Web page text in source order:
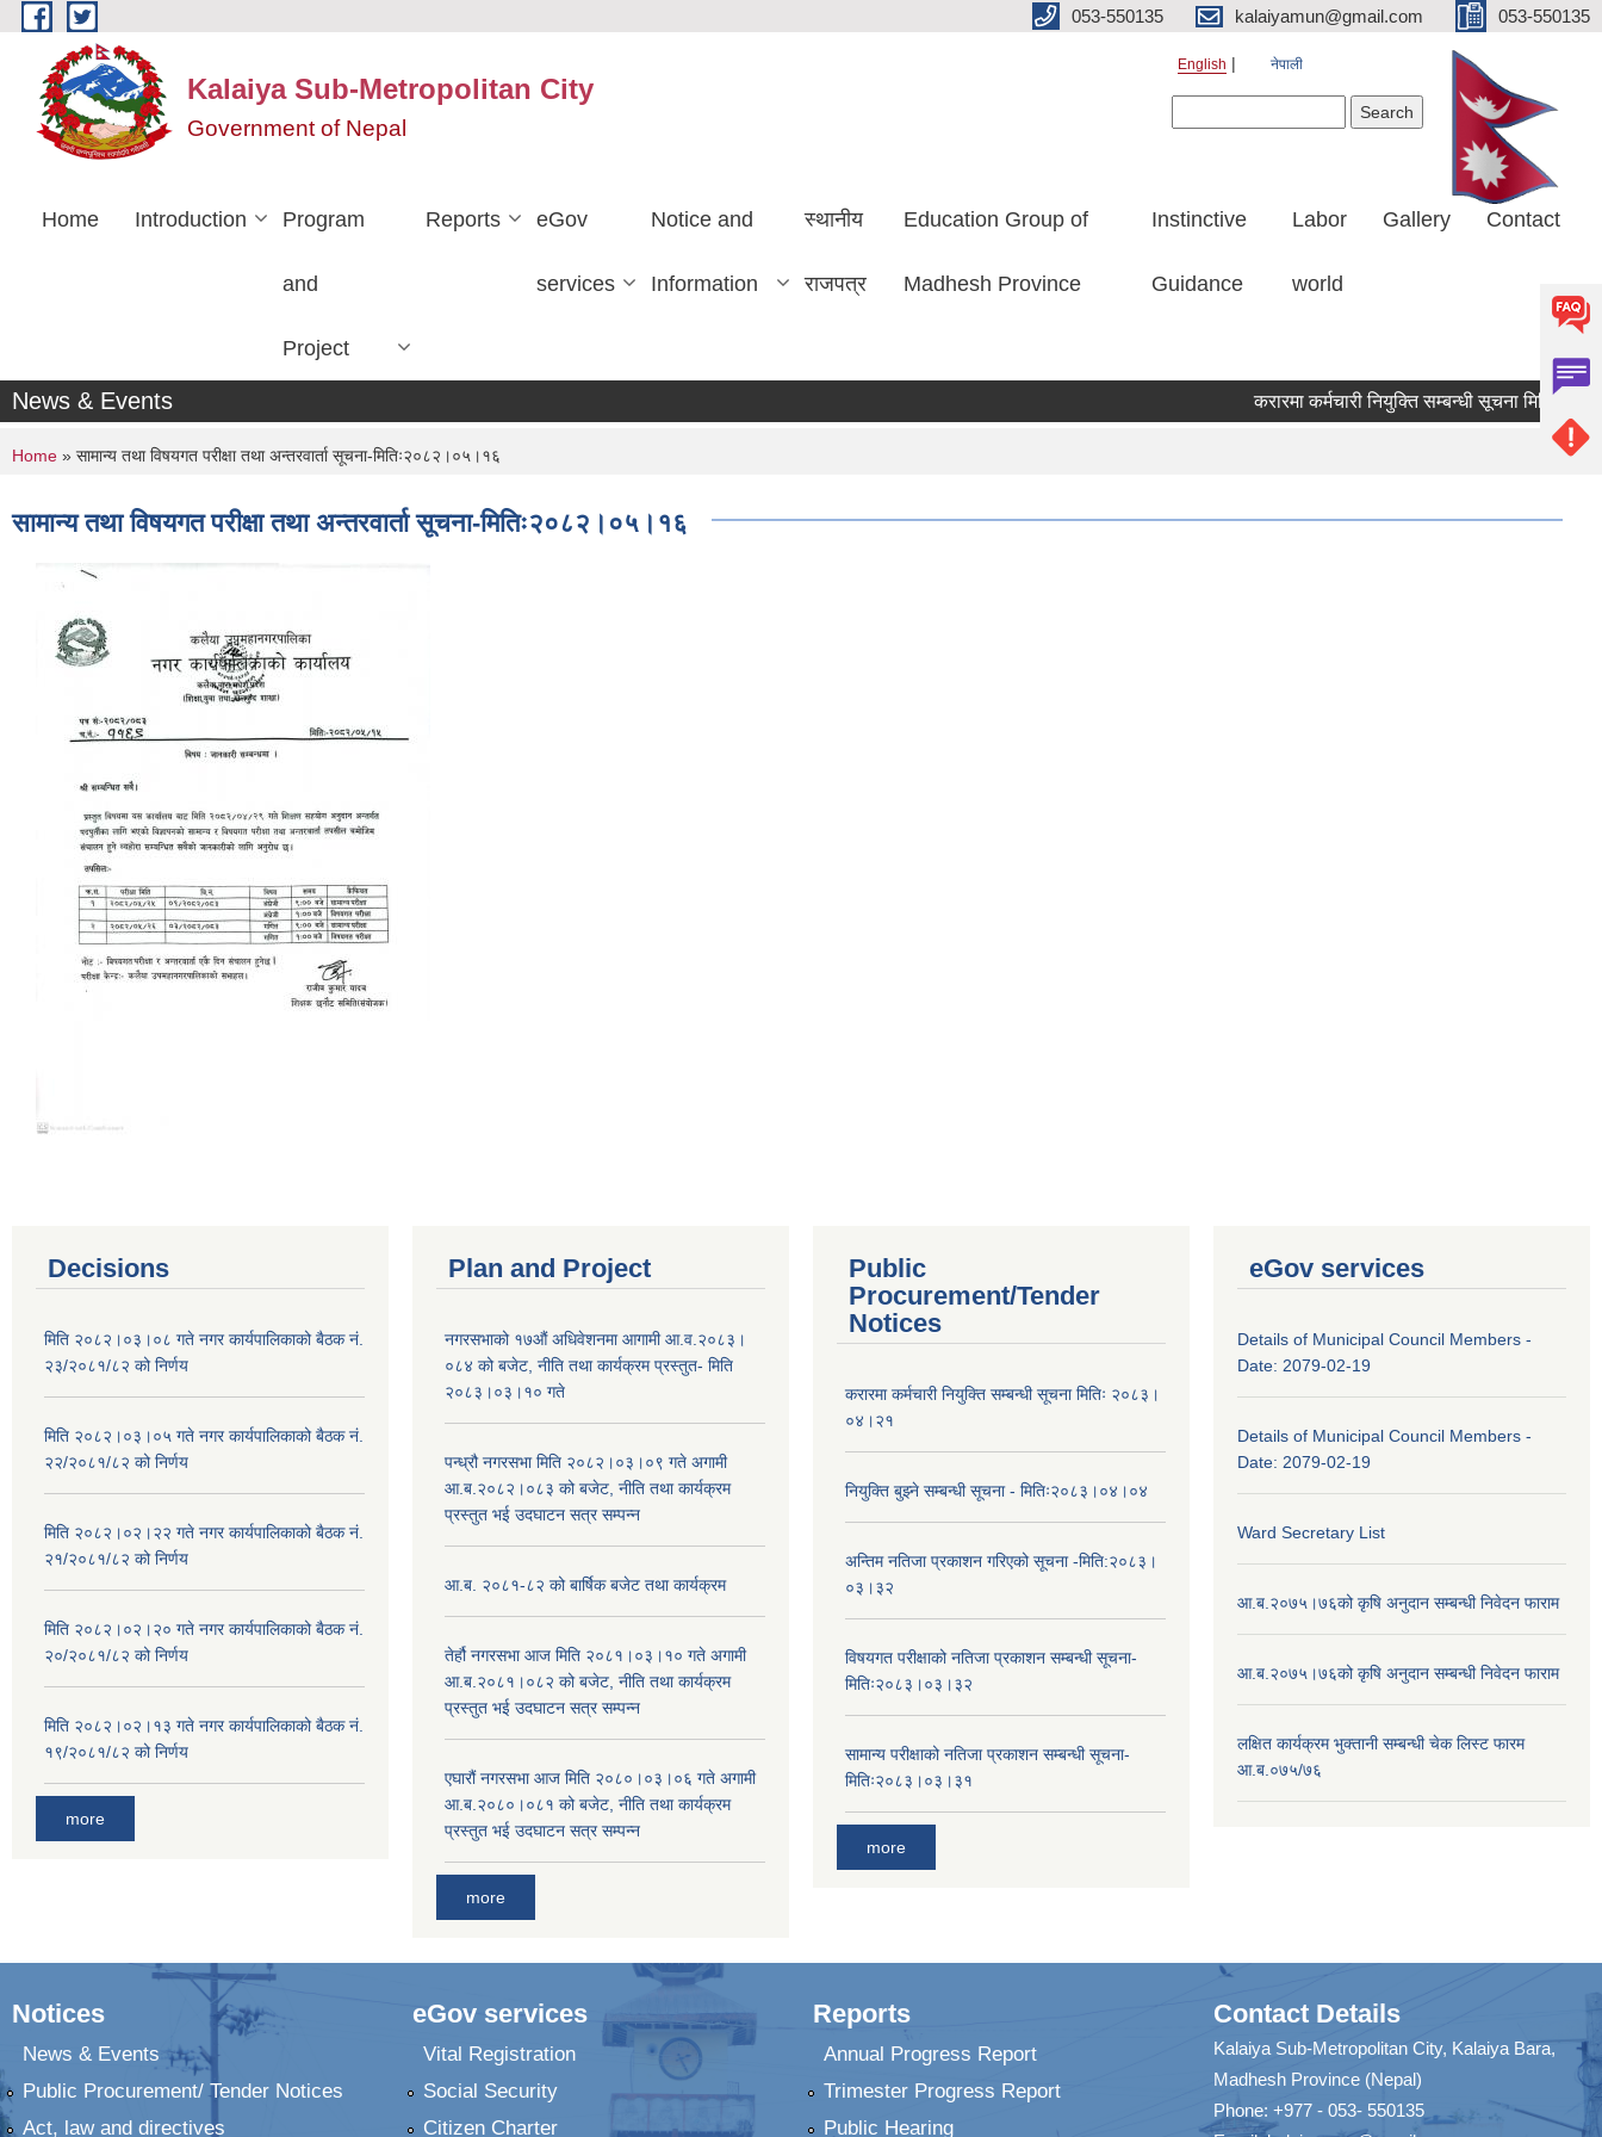
Skip to main content 053-550135 kalaiyamun@gmail.com 053-550135
Kalaiya Sub-Metropolitan City
Government of Nepal
English नेपाली
Home Introduction Program
and
Project
Reports eGov
services
Notice and
Information
स्थानीय
राजपत्र
Education Group of
Madhesh Province
Instinctive
Guidance
Labor
world
Gallery Contact
News & Events करारमा कर्मचारी नियुक्ति सम्बन्धी सूचना मितिः
You are here
Home » सामान्य तथा विषयगत परीक्षा तथा अन्तरवार्ता सूचना-मितिः२०८२।०५।१६
सामान्य तथा विषयगत परीक्षा तथा अन्तरवार्ता सूचना-मितिः२०८२।०५।१६
Decisions
मिति २०८२।०३।०८ गते नगर कार्यपालिकाको बैठक नं.
२३/२०८१/८२ को निर्णय
मिति २०८२।०३।०५ गते नगर कार्यपालिकाको बैठक नं.
२२/२०८१/८२ को निर्णय
मिति २०८२।०२।२२ गते नगर कार्यपालिकाको बैठक नं.
२१/२०८१/८२ को निर्णय
मिति २०८२।०२।२० गते नगर कार्यपालिकाको बैठक नं.
२०/२०८१/८२ को निर्णय
मिति २०८२।०२।१३ गते नगर कार्यपालिकाको बैठक नं.
१९/२०८१/८२ को निर्णय
more
Plan and Project
नगरसभाको १७औं अधिवेशनमा आगामी आ.व.२०८३।
०८४ को बजेट, नीति तथा कार्यक्रम प्रस्तुत- मिति
२०८३।०३।१० गते
पन्ध्रौ नगरसभा मिति २०८२।०३।०९ गते अगामी
आ.ब.२०८२।०८३ को बजेट, नीति तथा कार्यक्रम
प्रस्तुत भई उदघाटन सत्र सम्पन्न
आ.ब. २०८१-८२ को बार्षिक बजेट तथा कार्यक्रम
तेर्हौ नगरसभा आज मिति २०८१।०३।१० गते अगामी
आ.ब.२०८१।०८२ को बजेट, नीति तथा कार्यक्रम
प्रस्तुत भई उदघाटन सत्र सम्पन्न
एघारौं नगरसभा आज मिति २०८०।०३।०६ गते अगामी
आ.ब.२०८०।०८१ को बजेट, नीति तथा कार्यक्रम
प्रस्तुत भई उदघाटन सत्र सम्पन्न
more
Public
Procurement/Tender
Notices
करारमा कर्मचारी नियुक्ति सम्बन्धी सूचना मितिः २०८३।
०४।२१
नियुक्ति बुझ्ने सम्बन्धी सूचना - मितिः२०८३।०४।०४
अन्तिम नतिजा प्रकाशन गरिएको सूचना -मिति:२०८३।
०३।३२
विषयगत परीक्षाको नतिजा प्रकाशन सम्बन्धी सूचना-
मितिः२०८३।०३।३२
सामान्य परीक्षाको नतिजा प्रकाशन सम्बन्धी सूचना-
मितिः२०८३।०३।३१
more
eGov services
Details of Municipal Council Members -
Date: 2079-02-19
Details of Municipal Council Members -
Date: 2079-02-19
Ward Secretary List
आ.ब.२०७५।७६को कृषि अनुदान सम्बन्धी निवेदन फाराम
आ.ब.२०७५।७६को कृषि अनुदान सम्बन्धी निवेदन फाराम
लक्षित कार्यक्रम भुक्तानी सम्बन्धी चेक लिस्ट फारम
आ.ब.०७५/७६
Notices
News & Events
Public Procurement/ Tender Notices
Act, law and directives
eGov services
Vital Registration
Social Security
Citizen Charter
Reports
Annual Progress Report
Trimester Progress Report
Public Hearing
Contact Details
Kalaiya Sub-Metropolitan City, Kalaiya Bara,
Madhesh Province (Nepal)
Phone: +977 - 053- 550135